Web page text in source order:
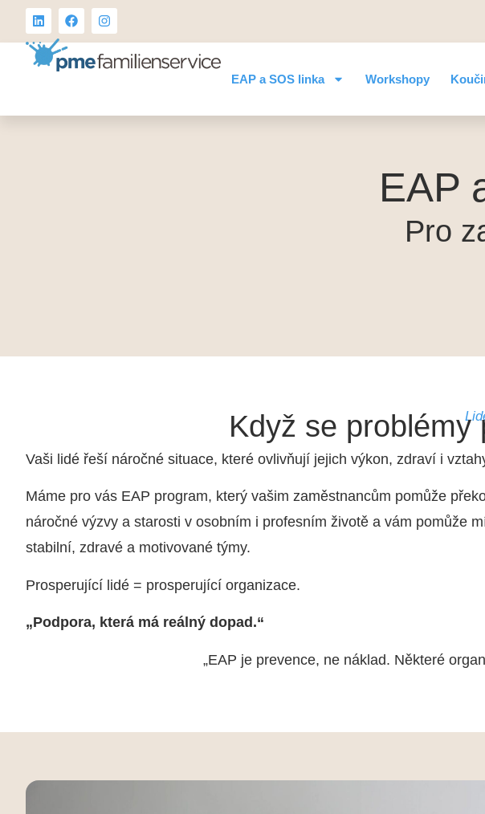
EAP a SOS linka Workshopy
EAP
Pro
Když se
Vaši lidé řeší náročné situace, které ovlivňují jejich výkon, zdraví i
Máme pro vás EAP program, který vašim zaměstnancům pomůže
náročné výzvy a starosti v osobním i profesním životě a vám pomůže
stabilní, zdravé a motivované týmy.
Prosperující lidé = prosperující organizace.
„Podpora, která má reálný dopad.“
„EAP je prevence, ne náklad. Některé